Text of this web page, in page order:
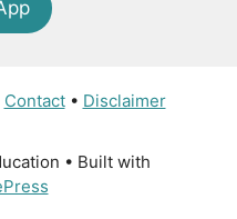
Contact• Disclaimer
• Built with